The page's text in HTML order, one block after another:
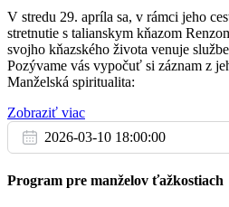
Kňaz
16:30
Poďakovanie za 60.
Vladimíra a Márie
Kňaz
Pi
Počas letných prázdnin a
prievidzských kostolov
nástenkách kostola a web
Dnes popoludní od 14:30 hod.
na farský dvor, kde bude „Deň
dielne. Pozývame všetky
kamarátmi.
V dnešnú nedeľu pri sv. omšiach bude
V stredu 29. apríla sa, v rámci jeho
stretnutie s talianskym kňazom
svojho kňazského života venuje
Pozývame vás vypočuť si záznam z
Manželská spiritualita:
Zobraziť viac
2026-03-10 18:00:00
Program pre manželov ťažkostiach